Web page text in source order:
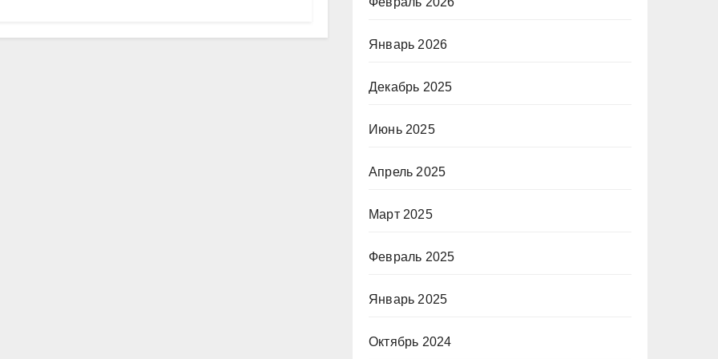
Январь 2026
Декабрь 2025
Июнь 2025
Апрель 2025
Март 2025
Февраль 2025
Январь 2025
Октябрь 2024